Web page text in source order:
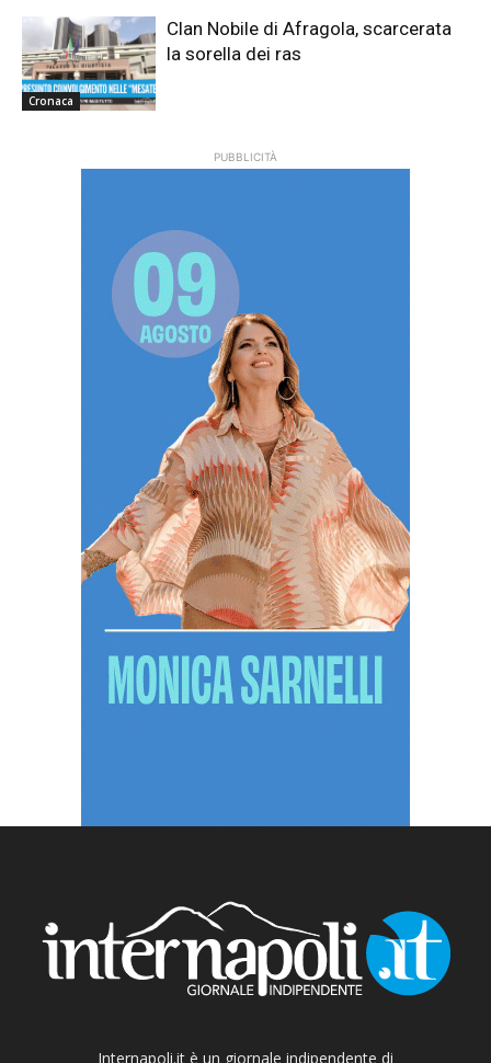
Cronaca
Clan Nobile di Afragola, scarcerata
la sorella dei ras
PUBBLICITÀ
Internapoli.it è un giornale indipendente di